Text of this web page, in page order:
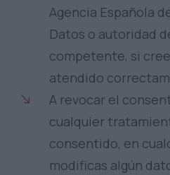
Agencia Española
Datos o autoridad
competente, si
atendido
A revocar el
cualquier
consentido, en
modificas algún